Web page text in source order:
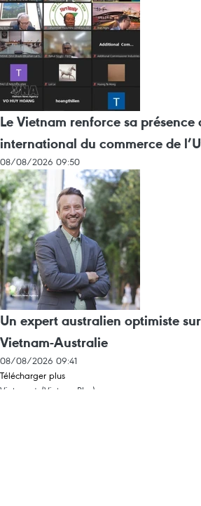
Le Vietnam renforce sa présence
international du commerce de
08/08/2026 09:50
Un expert australien optimiste
Vietnam-Australie
08/08/2026 09:41
Télécharger plus
Vietnam+ (VietnamPlus)